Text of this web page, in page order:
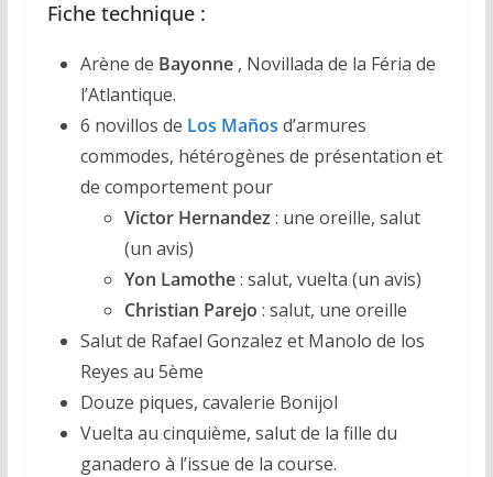
Fiche technique :
Arène de Bayonne, Novillada de la Féria de
l’Atlantique.
6 novillos de Los Maños d’armures
commodes, hétérogènes de présentation et
de comportement pour
Victor Hernandez : une oreille, salut
(un avis)
Yon Lamothe: salut, vuelta (un avis)
Christian Parejo : salut, une oreille
Salut de Rafael Gonzalez et Manolo de los
Reyes au 5ème
Douze piques, cavalerie Bonijol
Vuelta au cinquième, salut de la fille du
ganadero à l’issue de la course.